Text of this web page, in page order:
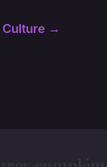
Culture →